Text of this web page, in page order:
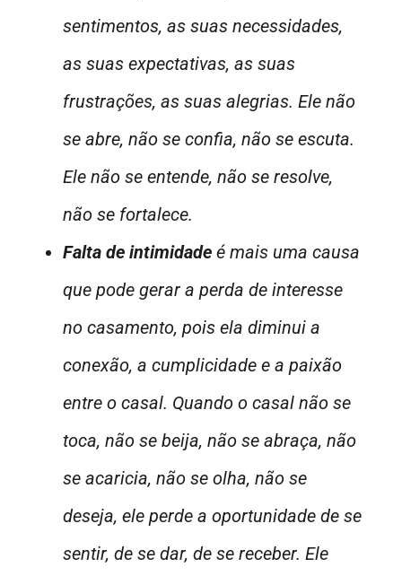
sentimentos, as suas necessidades,
as suas expectativas, as suas
frustrações, as suas alegrias. Ele não
se abre, não se confia, não se escuta.
Ele não se entende, não se resolve,
não se fortalece.
Falta de intimidade é mais uma causa
que pode gerar a perda de interesse
no casamento, pois ela diminui a
conexão, a cumplicidade e a paixão
entre o casal. Quando o casal não se
toca, não se beija, não se abraça, não
se acaricia, não se olha, não se
deseja, ele perde a oportunidade de se
sentir, de se dar, de se receber. Ele